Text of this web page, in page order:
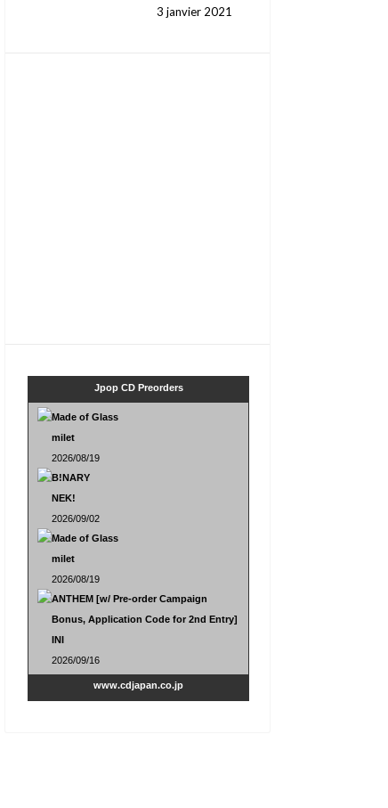
3 janvier 2021
Jpop CD Preorders
Made of Glass
milet
2026/08/19
B!NARY
NEK!
2026/09/02
Made of Glass
milet
2026/08/19
ANTHEM [w/ Pre-order Campaign
Bonus, Application Code for 2nd Entry]
INI
2026/09/16
www.cdjapan.co.jp